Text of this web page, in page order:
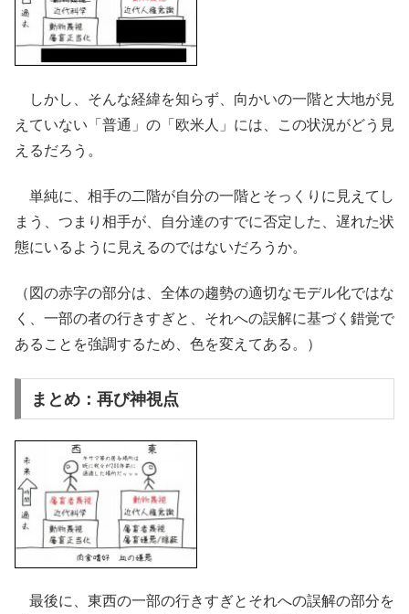
しかし、そんな経緯を知らず、向かいの一階と大地が見
えていない「普通」の「欧米人」には、この状況がどう見
えるだろう。
単純に、相手の二階が自分の一階とそっくりに見えてし
まう、つまり相手が、自分達のすでに否定した、遅れた状
態にいるように見えるのではないだろうか。
（図の赤字の部分は、全体の趨勢の適切なモデル化ではな
く、一部の者の行きすぎと、それへの誤解に基づく錯覚で
あることを強調するため、色を変えてある。）
まとめ：再び神視点
最後に、東西の一部の行きすぎとそれへの誤解の部分を